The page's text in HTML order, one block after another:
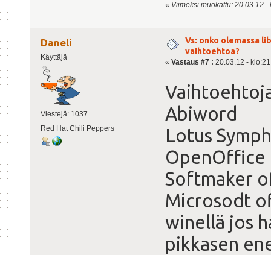
« Viimeksi muokattu: 20.03.12
Daneli
Käyttäjä
Viestejä: 1037
Red Hat Chili Peppers
Vs: onko olemassa
vaihtoehtoa?
« Vastaus #7 : 20.03.12 -
Abiword
Lotus
OpenOffice
Softmaker
Microsodt
winellä jos
pikkasen